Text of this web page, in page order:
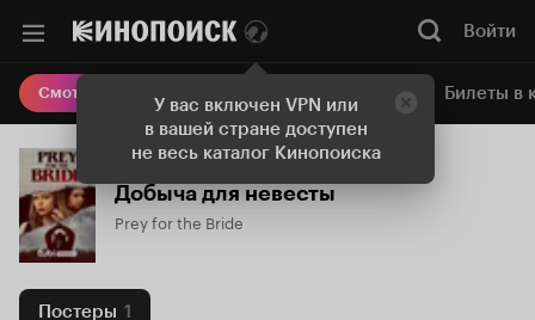
У вас включен VPN или
в вашей стране доступен
не весь каталог Кинопоиска
Войти
Смотреть кино Онлайн-кинотеатр Билеты в
Добыча для невесты
Prey for the Bride
Постеры 1